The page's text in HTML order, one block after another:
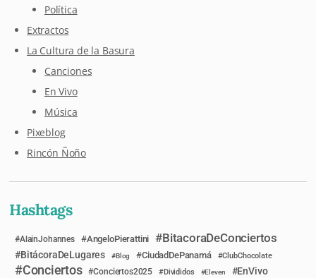
Política
Extractos
La Cultura de la Basura
Canciones
En Vivo
Música
Pixeblog
Rincón Ñoño
Hashtags
AlainJohannes AngeloPierattini BitacoraDeConciertos
BitácoraDeLugares Blog CiudadDePanamá ClubChocolate
Conciertos Conciertos2025 Divididos Eleven EnVivo